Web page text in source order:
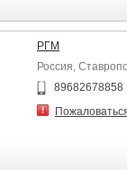
РГМ
Россия,
89682678858